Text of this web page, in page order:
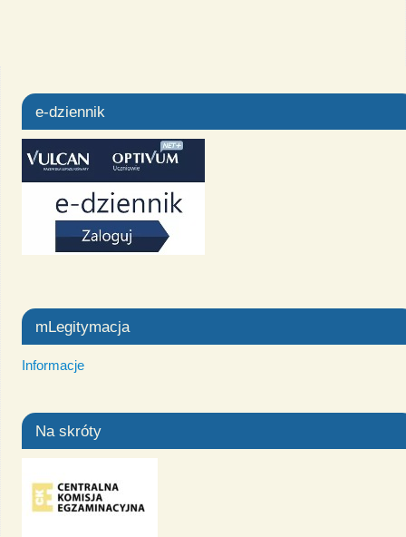
e-dziennik
mLegitymacja
Informacje
Na skróty